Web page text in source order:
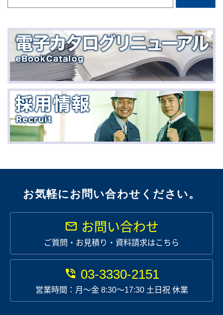
お気軽にお問い合わせください。
お問い合わせ
ご質問・お見積り・資料請求はこちら
03-3330-2151
営業時間：月〜金 8:30～17:30 土日祝 休業